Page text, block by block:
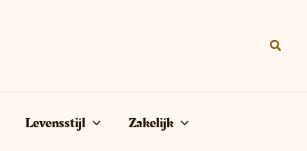
Levensstijl Zakelijk